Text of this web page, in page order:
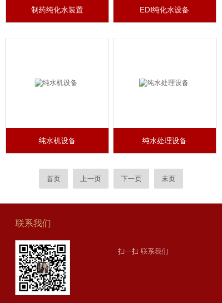
制药纯化水装置 EDI纯化水设备
纯水机设备 纯水处理设备
首页 上一页 下一页 末页
联系我们
扫一扫 联系我们